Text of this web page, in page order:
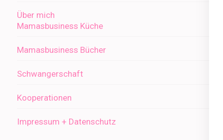
Über mich
Mamasbusiness Küche
Mamasbusiness Bücher
Schwangerschaft
Kooperationen
Impressum + Datenschutz